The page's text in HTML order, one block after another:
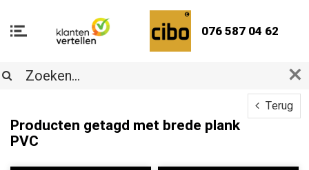
076 587 04 62
Terug
Producten getagd met brede plank
PVC